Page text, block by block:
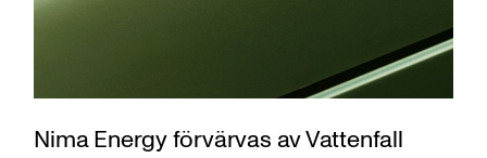
Nima Energy förvärvas av Vattenfall